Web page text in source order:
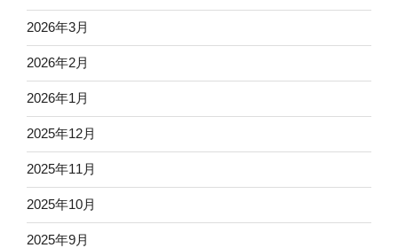
2026年3月
2026年2月
2026年1月
2025年12月
2025年11月
2025年10月
2025年9月